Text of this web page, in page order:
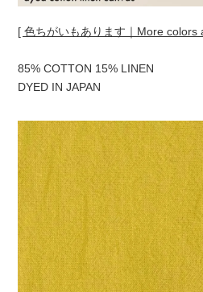
[ 色ちがいもあります｜More colors
85% COTTON 15% LINEN
DYED IN JAPAN